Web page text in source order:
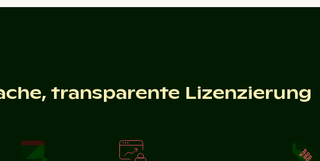
Schatten eines
transparente Lizenzierung